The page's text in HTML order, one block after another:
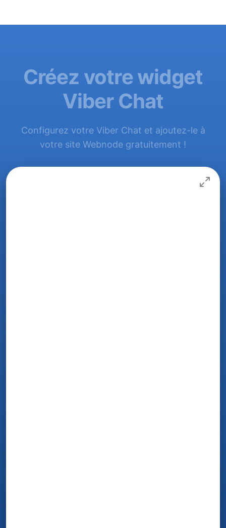
Créez votre widget
Viber Chat
Configurez votre Viber Chat et ajoutez-le à
votre site Webnode gratuitement !